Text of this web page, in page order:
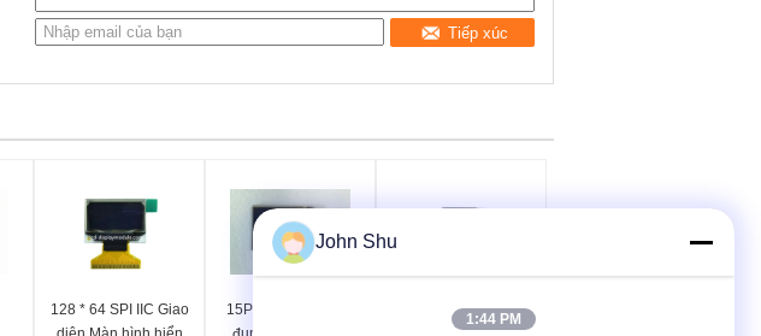
Tiếp xúc
128 * 64 SPI IIC Giao
15PINs 4 - Dây Mô-
Bảng điều khiển màn
John Shu
1:44 PM